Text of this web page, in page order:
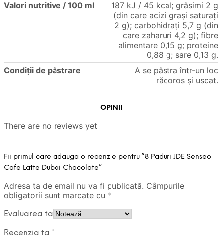
Valori nutritive / 100 ml
187 kJ / 45 kcal; grăsimi 2 g
(din care acizi grași saturați
2 g); carbohidrați 5,7 g (din
care zaharuri 4,2 g); fibre
alimentare 0,15 g; proteine
0,88 g; sare 0,13 g.
Condiții de păstrare
A se păstra într-un loc
răcoros și uscat.
OPINII
There are no reviews yet
Fii primul care adauga o recenzie pentru “8 Paduri JDE Senseo
Cafe Latte Dubai Chocolate”
Adresa ta de email nu va fi publicată. Câmpurile
obligatorii sunt marcate cu *
Evaluarea ta
Recenzia ta *